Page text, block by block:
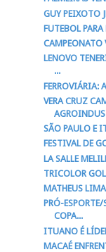
GUY PEIXOTO
FUTEBOL
LENOVO
...
FERROVIÁRIA:
VERA CRUZ
SÃO PAULO E
FESTIVAL DE
LA SALLE
TRICOLOR
MATHEUS
PRÓ-
COPA...
ITUANO É
MACAÉ